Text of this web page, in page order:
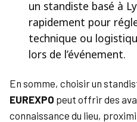
un standiste basé à
rapidement pour
technique ou
lors de l’événement.
En somme, choisir un
EUREXPO peut offrir des
connaissance du lieu,